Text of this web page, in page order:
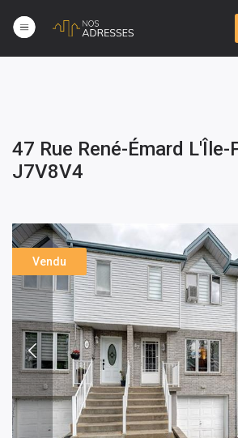
47 Rue René-Émard L'Île-
J7V8V4
Vendu